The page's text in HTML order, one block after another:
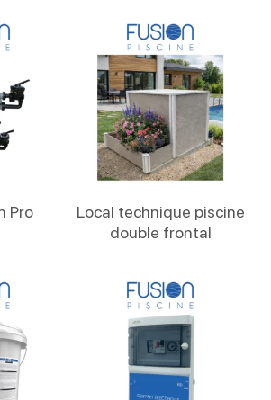
Pro
Local technique piscine
double frontal